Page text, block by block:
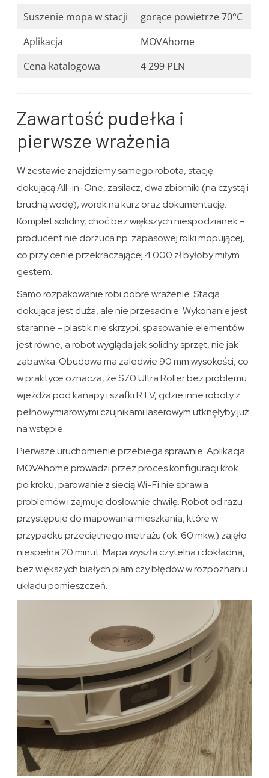
Suszenie mopa w stacji
gorące powietrze 70°C
Aplikacja
MOVAhome
Cena katalogowa
4 299 PLN
Zawartość pudełka i
pierwsze wrażenia
W zestawie znajdziemy samego robota, stację
dokującą All-in-One, zasilacz, dwa zbiorniki (na czystą i
brudną wodę), worek na kurz oraz dokumentację.
Komplet solidny, choć bez większych niespodzianek –
producent nie dorzuca np. zapasowej rolki mopującej,
co przy cenie przekraczającej 4 000 zł byłoby miłym
gestem.
Samo rozpakowanie robi dobre wrażenie. Stacja
dokująca jest duża, ale nie przesadnie. Wykonanie jest
staranne – plastik nie skrzypi, spasowanie elementów
jest równe, a robot wygląda jak solidny sprzęt, nie jak
zabawka. Obudowa ma zaledwie 90 mm wysokości, co
w praktyce oznacza, że S70 Ultra Roller bez problemu
wjeżdża pod kanapy i szafki RTV, gdzie inne roboty z
pełnowymiarowymi czujnikami laserowym utknęłyby już
na wstępie.
Pierwsze uruchomienie przebiega sprawnie. Aplikacja
MOVAhome prowadzi przez proces konfiguracji krok
po kroku, parowanie z siecią Wi-Fi nie sprawia
problemów i zajmuje dosłownie chwilę. Robot od razu
przystępuje do mapowania mieszkania, które w
przypadku przeciętnego metrażu (ok. 60 mkw.) zajęło
niespełna 20 minut. Mapa wyszła czytelna i dokładna,
bez większych białych plam czy błędów w rozpoznaniu
układu pomieszczeń.